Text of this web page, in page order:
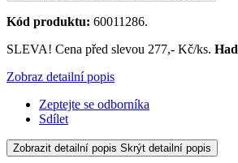
Kód produktu: 60011286.
SLEVA! Cena před slevou 277,- Kč/ks.
Zobraz detailní popis
Zeptejte se odborníka
Sdílet
Zobrazit detailní popis Skrýt detailní popis